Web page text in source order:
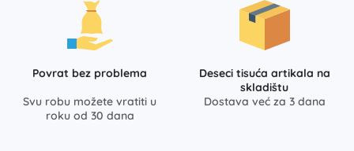
Povrat bez problema
Svu robu možete vratiti u
roku od 30 dana
Deseci tisuća artikala na
skladištu
Dostava već za 3 dana